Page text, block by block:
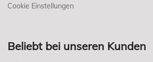
Cookie Einstellungen
Beliebt bei unseren Kunden